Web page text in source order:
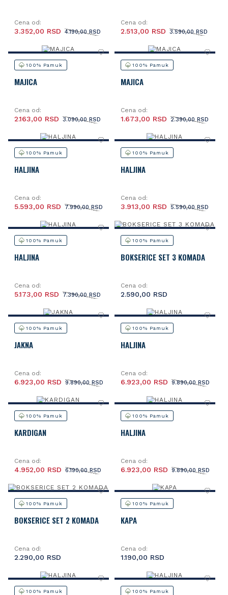
Cena od:
4.190,00 RSD
3.352,00 RSD
Cena od:
3.590,00 RSD
2.513,00 RSD
100% Pamuk
MAJICA
Cena od:
3.090,00 RSD
2.163,00 RSD
100% Pamuk
MAJICA
Cena od:
2.390,00 RSD
1.673,00 RSD
100% Pamuk
HALJINA
Cena od:
7.990,00 RSD
5.593,00 RSD
100% Pamuk
HALJINA
Cena od:
5.590,00 RSD
3.913,00 RSD
100% Pamuk
HALJINA
Cena od:
7.390,00 RSD
5.173,00 RSD
100% Pamuk
BOKSERICE SET 3 KOMADA
Cena od:
2.590,00 RSD
100% Pamuk
JAKNA
Cena od:
9.890,00 RSD
6.923,00 RSD
100% Pamuk
HALJINA
Cena od:
9.890,00 RSD
6.923,00 RSD
100% Pamuk
KARDIGAN
Cena od:
6.190,00 RSD
4.952,00 RSD
100% Pamuk
HALJINA
Cena od:
9.890,00 RSD
6.923,00 RSD
100% Pamuk
BOKSERICE SET 2 KOMADA
Cena od:
2.290,00 RSD
100% Pamuk
KAPA
Cena od:
1.190,00 RSD
100% Pamuk 100% Pamuk